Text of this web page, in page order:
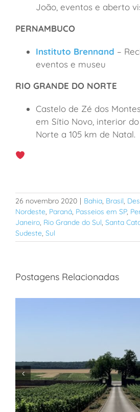
João, eventos e aberto
PERNAMBUCO
Instituto Brennand –
eventos e museu
RIO GRANDE DO NORTE
Castelo de Zé dos
em Sítio Novo, interior
Norte a 105 km de Natal.
26 novembro 2020 | Bahia Brasil
Nordeste Paraná Passeios em SP,
Janeiro Rio Grande do Sul Santa
Sudeste Sul
Postagens Relacionadas